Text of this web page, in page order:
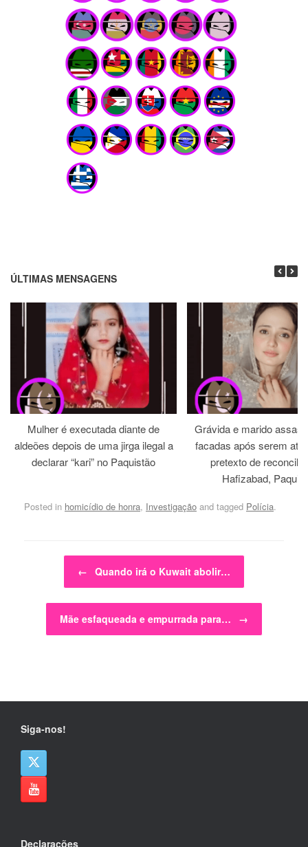
ÚLTIMAS MENSAGENS
Mulher é executada diante de
aldeões depois de uma jirga ilegal a
declarar “kari” no Paquistão
Grávida e marido
facadas após serem
pretexto de
Hafizabad,
Posted in homicídio de honra, Investigação and tagged Polícia.
← Quando irá o Kuwait abolir…
Mãe esfaqueada e empurrada para… →
Siga-nos!
Declarações